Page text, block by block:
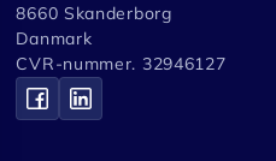
8660 Skanderborg
Danmark
CVR-nummer. 32946127